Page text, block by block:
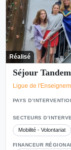
Réalisé
Séjour
Ligue de
PAYS
SECTEURS
Mobilité - Volontariat
FINANCEUR RÉGIONAL